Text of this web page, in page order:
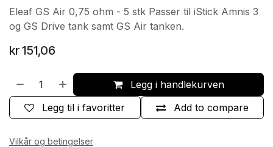
Eleaf GS Air 0,75 ohm - 5 stk Passer til iStick Amnis 3
og GS Drive tank samt GS Air tanken.
kr151,06
Legg i handlekurven
Add to compare
Legg til i favoritter
Vilkår og betingelser